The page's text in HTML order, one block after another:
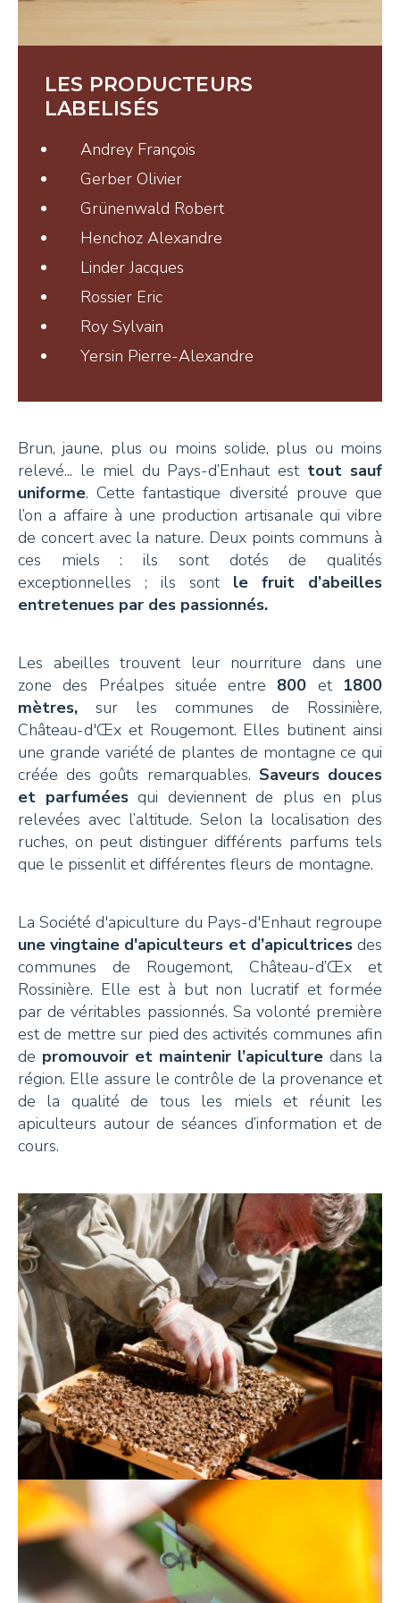
Miel et autres douceurs
Ambassadeurs
CONTACT
Pays-d’Enhaut Région,
Économie et Tourisme
Place du Village 6,
info@pays-denhaut.ch
NEWSLETTER
S'INSCRIRE
NOUS SUIVRE
LES PRODUCTEURS
LABELISÉS
Andrey François
Gerber Olivier
Grünenwald Robert
Henchoz Alexandre
Linder Jacques
Rossier Eric
Roy Sylvain
Yersin Pierre-Alexandre
Brun, jaune, plus ou moins solide, plus ou moins
relevé... le miel du Pays-d’Enhaut est tout sauf
uniforme. Cette fantastique diversité prouve que
l’on a affaire à une production artisanale qui vibre
de concert avec la nature. Deux points communs à
ces miels : ils sont dotés de qualités
exceptionnelles ; ils sont le fruit d’abeilles
entretenues par des passionnés.
Les abeilles trouvent leur nourriture dans une
zone des Préalpes située entre 800 et 1800
mètres, sur les communes de Rossinière,
Château-d'Œx et Rougemont. Elles butinent ainsi
une grande variété de plantes de montagne ce qui
créée des goûts remarquables. Saveurs douces
et parfuméesqui deviennent de plus en plus
relevées avec l’altitude. Selon la localisation des
ruches, on peut distinguer différents parfums tels
que le pissenlit et différentes fleurs de montagne.
La Société d'apiculture du Pays-d'Enhaut regroupe
une vingtaine d'apiculteurs et d’apicultrices des
communes de Rougemont, Château-d’Œx et
Rossinière. Elle est à but non lucratif et formée
par de véritables passionnés. Sa volonté première
est de mettre sur pied des activités communes afin
de promouvoir et maintenir l’apiculture dans la
région. Elle assure le contrôle de la provenance et
de la qualité de tous les miels et réunit les
apiculteurs autour de séances d’information et de
cours.